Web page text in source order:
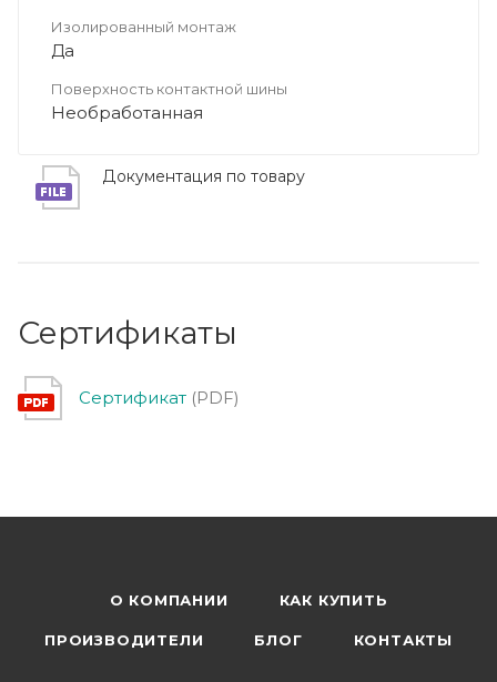
Изолированный монтаж
Да
Поверхность контактной шины
Необработанная
Документация по товару
Сертификаты
Сертификат (PDF)
О КОМПАНИИ КАК КУПИТЬ
ПРОИЗВОДИТЕЛИ БЛОГ КОНТАКТЫ